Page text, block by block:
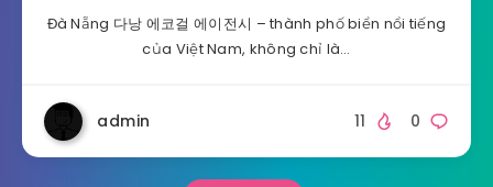
Đà Nẵng 다낭 에코걸 에이전시 – thành phố biển nổi tiếng
của Việt Nam, không chỉ là…
admin 0
11